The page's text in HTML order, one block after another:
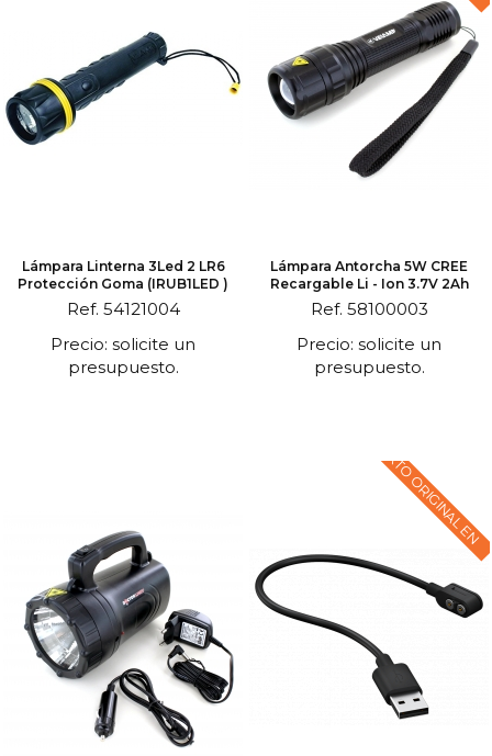
Lámpara Linterna 3Led 2 LR6
Protección Goma (IRUB1LED )
Ref. 54121004
Precio: solicite un
presupuesto.
Lámpara Antorcha 5W CREE
Recargable Li - Ion 3.7V 2Ah
Ref. 58100003
Precio: solicite un
presupuesto.
TEXTO ORIGINAL EN